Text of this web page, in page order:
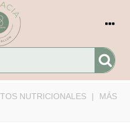
NUTRICIONALES |
MÁS